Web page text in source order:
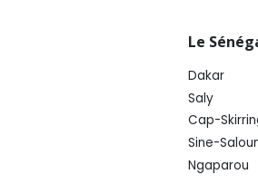
Le
Dakar
Saly
Cap-
Sine-
Ngaparou